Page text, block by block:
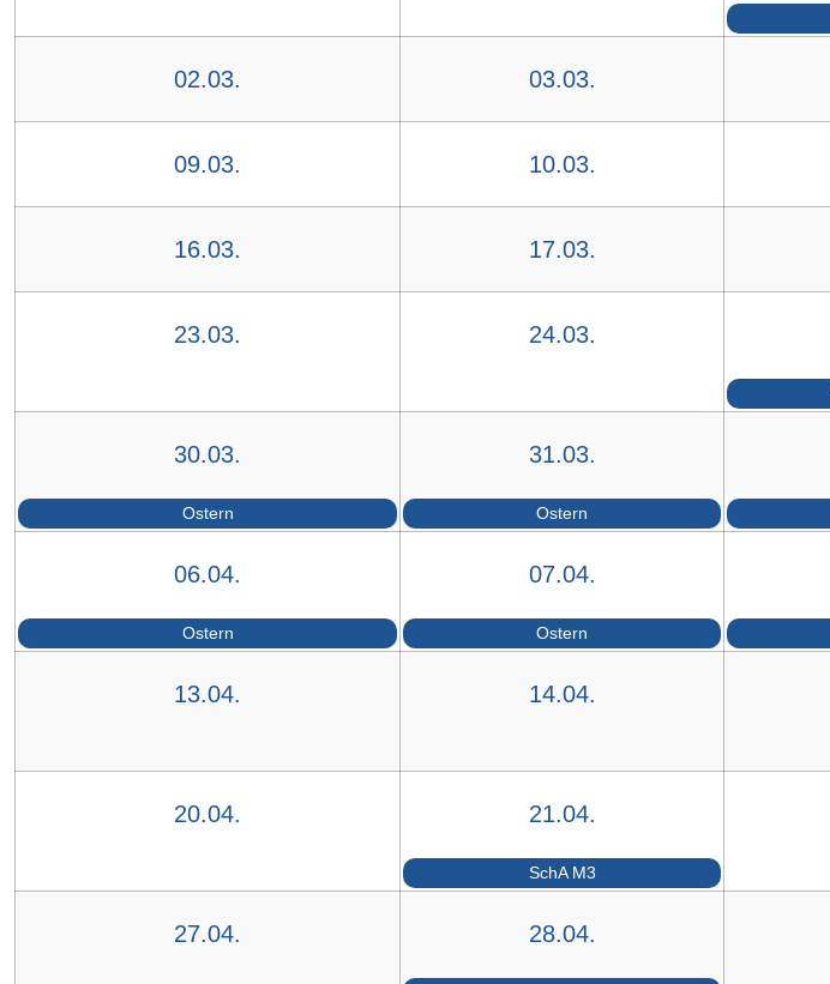
02.03. 03.03.
09.03. 10.03.
16.03. 17.03.
23.03. 24.03.
30.03.
Ostern
31.03.
Ostern
06.04.
Ostern
07.04.
Ostern
13.04. 14.04.
20.04. 21.04.
SchA M3
27.04. 28.04.